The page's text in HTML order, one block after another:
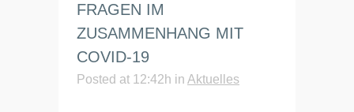
FRAGEN IM
ZUSAMMENHANG MIT
COVID-19
Posted at 12:42h in Aktuelles